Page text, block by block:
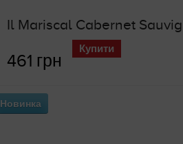
461 грн
Купити
Новинка